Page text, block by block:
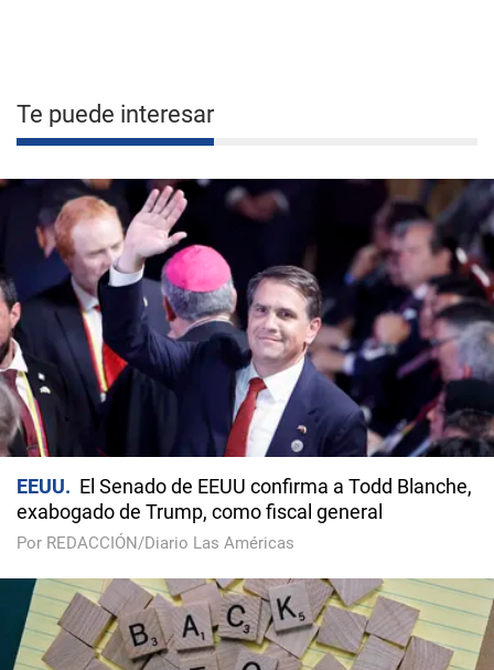
Te puede interesar
EEUU
El Senado de EEUU confirma a Todd Blanche,
exabogado de Trump, como fiscal general
Por REDACCIÓN/Diario Las Américas